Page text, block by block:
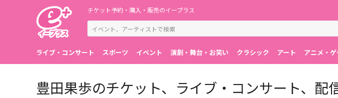
チケット予約・購入・販売のイープラス
ライブ・コンサート スポーツ イベント 演劇・舞台・お笑い クラシック アート アニメ・
豊田果歩のチケット、ライブ・コンサート、配